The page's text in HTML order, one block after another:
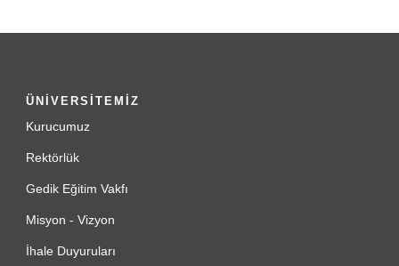
ÜNİVERSİTEMİZ
Kurucumuz
Rektörlük
Gedik Eğitim Vakfı
Misyon - Vizyon
İhale Duyuruları